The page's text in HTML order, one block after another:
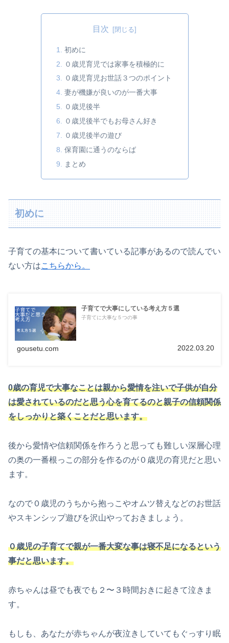
目次
初めに
０歳児育児では家事を積極的に
０歳児育児お世話３つのポイント
妻が機嫌が良いのが一番大事
０歳児後半
０歳児後半でもお母さん好き
０歳児後半の遊び
保育園に通うのならば
まとめ
初めに
子育ての基本について書いている記事があるので読んでい
ない方はこちらから。
子育てで大事にしている考え方５選
子育てに大事な５つの事
gousetu.com 2022.03.20
0歳の育児で大事なことは親から愛情を注いで子供が自分
は愛されているのだと思う心を育てるのと親子の信頼関係
をしっかりと築くことだと思います。
後から愛情や信頼関係を作ろうと思っても難しい深層心理
の奥の一番根っこの部分を作るのが０歳児の育児だと思い
ます。
なので０歳児のうちから抱っこやオムツ替えなどのお世話
やスキンシップ遊びを沢山やっておきましょう。
０歳児の子育てで親が一番大変な事は寝不足になるという
事だと思います。
赤ちゃんは昼でも夜でも２〜３時間おきに起きて泣きま
す。
もしも、あなたが赤ちゃんが夜泣きしていてもぐっすり眠